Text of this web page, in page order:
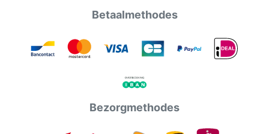
Betaalmethodes
Bezorgmethodes